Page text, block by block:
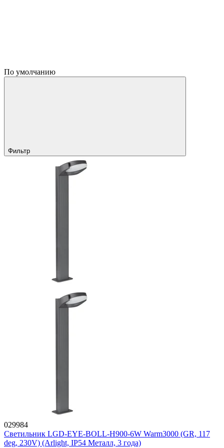
По умолчанию
Фильтр
029984
Светильник LGD-EYE-BOLL-H900-6W Warm3000 (GR, 117
deg, 230V) (Arlight, IP54 Металл, 3 года)